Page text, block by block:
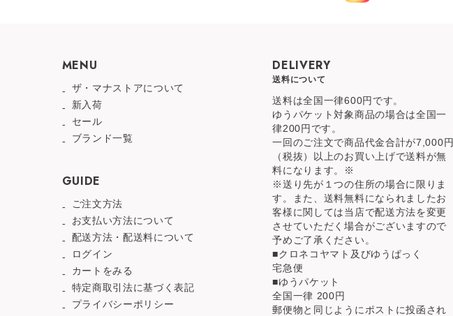
MENU
ザ・マナストアについて
新入荷
セール
ブランド一覧
GUIDE
ご注文方法
お支払い方法について
配送方法・配送料について
ログイン
カートをみる
特定商取引法に基づく表記
プライバシーポリシー
DELIVERY
送料について
送料は全国一律600円です。
ゆうパケット対象商品の場合は全国一
律200円です。
一回のご注文で商品代金合計が7,000円
（税抜）以上のお買い上げで送料が無
料になります。※
※送り先が１つの住所の場合に限りま
す。また、送料無料になられましたお
客様に関しては当店で配送方法を変更
させていただく場合がございますので
予めご了承ください。
■クロネコヤマト及びゆうぱっく
宅急便
■ゆうパケット
全国一律 200円
郵便物と同じようにポストに投函され